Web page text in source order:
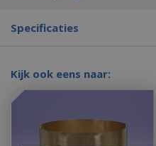
Specificaties
Kijk ook eens naar: